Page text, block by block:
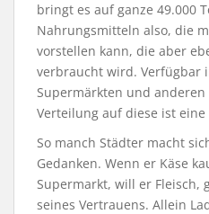
bringt es auf ganze 49.000
Nahrungsmitteln also, die
vorstellen kann, die aber
verbraucht wird. Verfügbar
Supermärkten und anderen
Verteilung auf diese ist
So manch Städter macht
Gedanken. Wenn er Käse
Supermarkt, will er Fleisch,
seines Vertrauens. Allein